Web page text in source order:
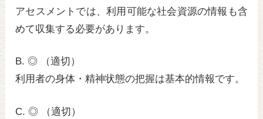
アセスメントでは、利用可能な社会資源の情報も含
めて収集する必要があります。
B. ◎ （適切）
利用者の身体・精神状態の把握は基本的情報です。
C. ◎ （適切）